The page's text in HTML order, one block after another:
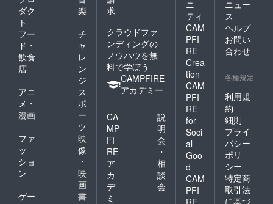
ダク
ト
楽
フー
ド・
飲食
店
チ
ャ
レ
ン
ジ
アニ
メ・
漫画
ス
ポ
ー
ツ
ファ
ッ
ショ
ン
映
像
・
映
画
ゲー
書
求
クラウドファ
ンディングの
ノウハウを無
料で学ぼう
CAMPFIRE
アカデミー
CA
MP
FI
RE
ア
カ
デ
ミ
説
明
会
・
相
談
会
ニ
ティ
CAM
PFI
RE
Crea
tion
CAM
PFI
RE
for
Soci
al
Goo
d
CAM
PFI
RE
ニュー
ス
ヘルプ
お問い
合わせ
各種規定
利用規
約
細則
プライ
バシー
ポリ
シー
特定商
取引法
に基づ